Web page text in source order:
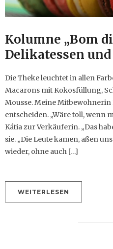
Kolumne „Bom
Delikatessen
Die Theke leuchtet in allen
Macarons mit Kokosfüllung,
Mousse. Meine
entscheiden. „Wäre toll, wenn
Kátia zur Verkäuferin. „Das
sie. „Die Leute kamen, aßen
wieder, ohne auch […]
WEITERLESEN